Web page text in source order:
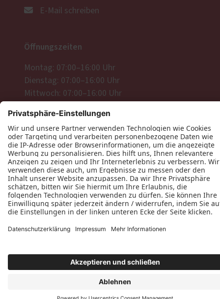
E-Mail schreiben
Öffnungszeiten
Montag: 07:00–16:00 Uhr
Dienstag: 07:00–16:00 Uhr
Mittwoch: 07:00–16:00 Uhr
Freitag: 07:00–16:00 Uhr
Datenschutz Impressum
Kontakt